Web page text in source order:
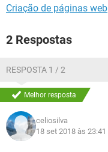
Criação de páginas web
2 Respostas
RESPOSTA 1 / 2
Melhor resposta
celiosilva
18 set 2018 às 23:41